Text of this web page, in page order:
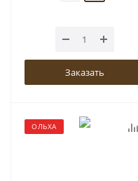
Заказать
ОЛЬХА